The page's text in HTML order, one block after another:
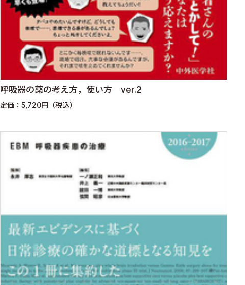
呼吸器の薬の考え方，使い方 ver.2
定価：5,720円（税込）